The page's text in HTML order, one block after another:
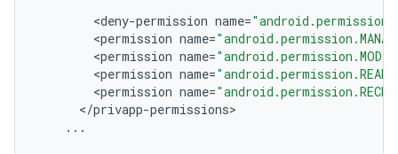
<deny-permission name=
<permission name=
<permission name=
<permission name=
<permission name=
</privapp-permissions>
...